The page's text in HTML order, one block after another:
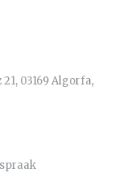
03169 Algorfa,